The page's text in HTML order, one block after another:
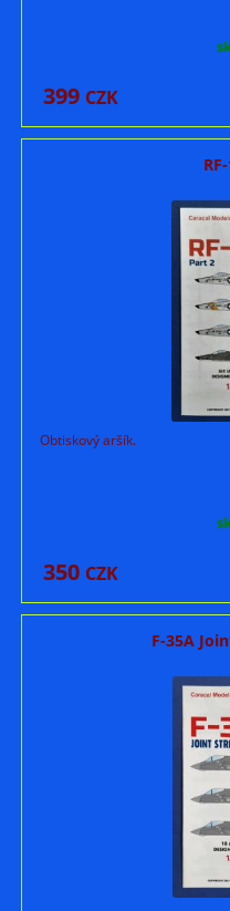
399 CZK
Obtiskový aršík.
350 CZK
F-35A